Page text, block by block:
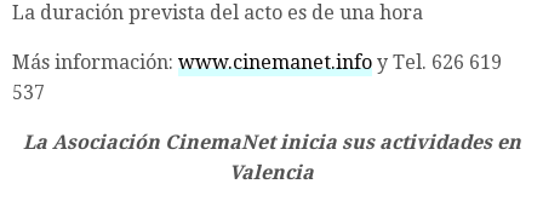
La duración prevista del acto es de una hora
Más información: www.cinemanet.info y Tel. 626 619
537
La Asociación CinemaNet inicia sus actividades en
Valencia